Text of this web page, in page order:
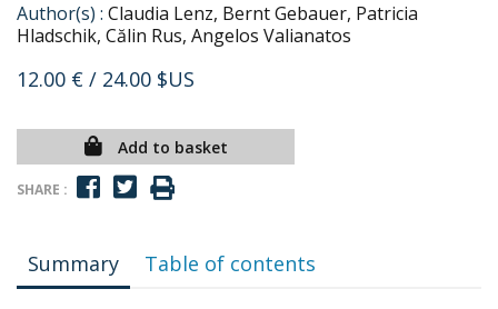
Author(s) : Claudia Lenz, Bernt Gebauer, Patricia
Hladschik, Călin Rus, Angelos Valianatos
12.00 € / 24.00 $US
Add to basket
SHARE :
Summary Table of contents